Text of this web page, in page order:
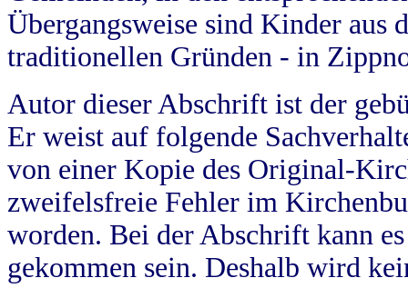
Übergangsweise sind Kinder aus
traditionellen Gründen - in
Autor dieser Abschrift ist der
Er weist auf folgende
von einer Kopie des Original-
zweifelsfreie Fehler im
worden. Bei der Abschrift kann
gekommen sein. Deshalb wird